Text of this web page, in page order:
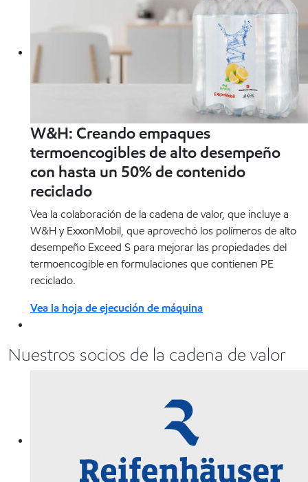
W&H: Creando empaques
termoencogibles de alto desempeño
con hasta un 50% de contenido
reciclado
Vea la colaboración de la cadena de valor, que incluye a
W&H y ExxonMobil, que aprovechó los polímeros de alto
desempeño Exceed S para mejorar las propiedades del
termoencogible en formulaciones que contienen PE
reciclado.
Vea la hoja de ejecución de máquina
Nuestros socios de la cadena de valor